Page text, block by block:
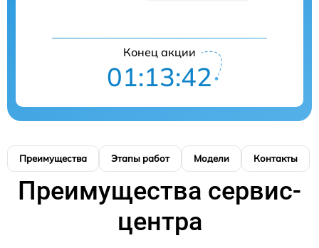
Конец акции
01:13:41
Преимущества Этапы работ Модели Контакты
Преимущества сервис-
центра